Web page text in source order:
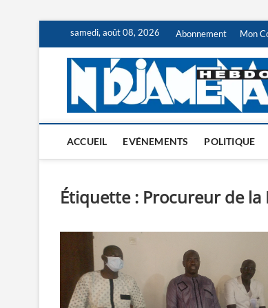
content
samedi, août 08, 2026 Abonnement Mon
ACCUEIL EVÉNEMENTS POLITIQUE
Étiquette : Procureur de